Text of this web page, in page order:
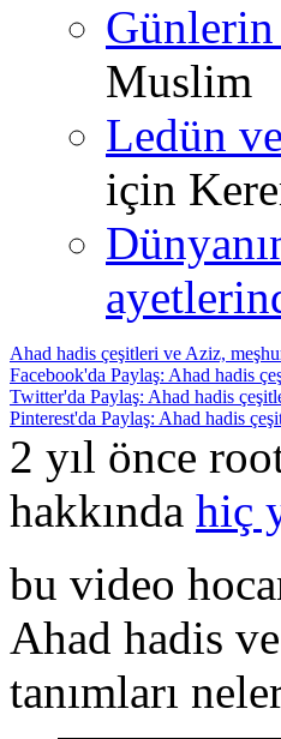
Günlerin
Muslim
Ledün
için
Ahad hadis çeşitleri ve Aziz,
Facebook'da Paylaş: Ahad hadis
Twitter'da Paylaş: Ahad hadis
Pinterest'da Paylaş: Ahad hadis
2 yıl önce
hakkında hiç
bu video
Ahad hadis
tanımları